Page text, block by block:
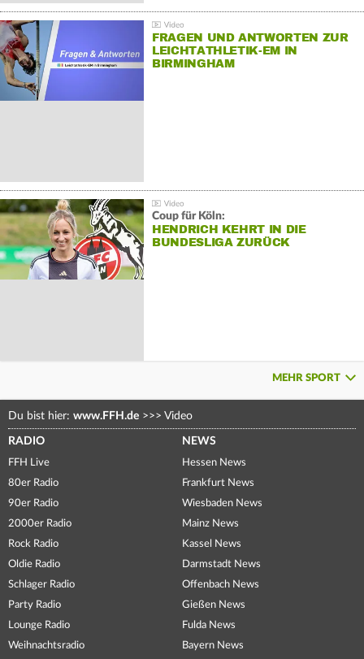
FRAGEN UND ANTWORTEN ZUR
LEICHTATHLETIK-EM IN
BIRMINGHAM
Coup für Köln:
HENDRICH KEHRT IN DIE
BUNDESLIGA ZURÜCK
MEHR SPORT
Du bist hier: www.FFH.de >>> Video
RADIO
FFH Live
80er Radio
90er Radio
2000er Radio
Rock Radio
Oldie Radio
Schlager Radio
Party Radio
Lounge Radio
Weihnachtsradio
NEWS
Hessen News
Frankfurt News
Wiesbaden News
Mainz News
Kassel News
Darmstadt News
Offenbach News
Gießen News
Fulda News
Bayern News